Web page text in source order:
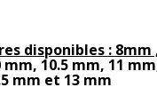
disponibles : 8mm
mm, 10.5 mm, 11
mm et 13 mm